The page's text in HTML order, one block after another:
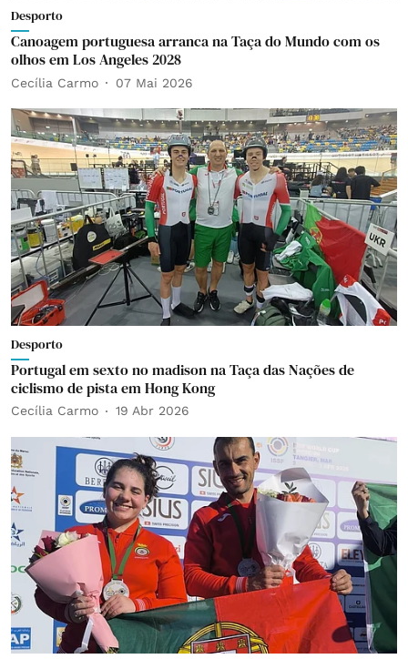
Desporto
Canoagem portuguesa arranca na Taça do Mundo com os
olhos em Los Angeles 2028
Cecília Carmo 07 Mai 2026
Desporto
Portugal em sexto no madison na Taça das Nações de
ciclismo de pista em Hong Kong
Cecília Carmo 19 Abr 2026